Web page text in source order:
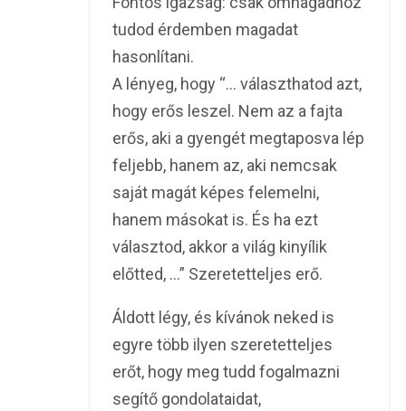
tudod érdemben magadat
hasonlítani.
A lényeg, hogy “… választhatod azt,
hogy erős leszel. Nem az a fajta
erős, aki a gyengét megtaposva lép
feljebb, hanem az, aki nemcsak
saját magát képes felemelni,
hanem másokat is. És ha ezt
választod, akkor a világ kinyílik
előtted, …” Szeretetteljes erő.
Áldott légy, és kívánok neked is
egyre több ilyen szeretetteljes
erőt, hogy meg tudd fogalmazni
segítő gondolataidat,